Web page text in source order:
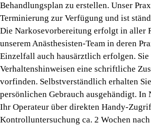
Behandlungsplan zu erstellen. Unser
Terminierung zur Verfügung und ist
Die Narkosevorbereitung erfolgt in aller
unserem Anästhesisten-Team in deren
Einzelfall auch hausärztlich erfolgen.
Verhaltenshinweisen eine schriftliche
vorfinden. Selbstverständlich erhalten
persönlichen Gebrauch ausgehändigt.
Ihr Operateur über direkten Handy-
Kontrolluntersuchung ca. 2 Wochen